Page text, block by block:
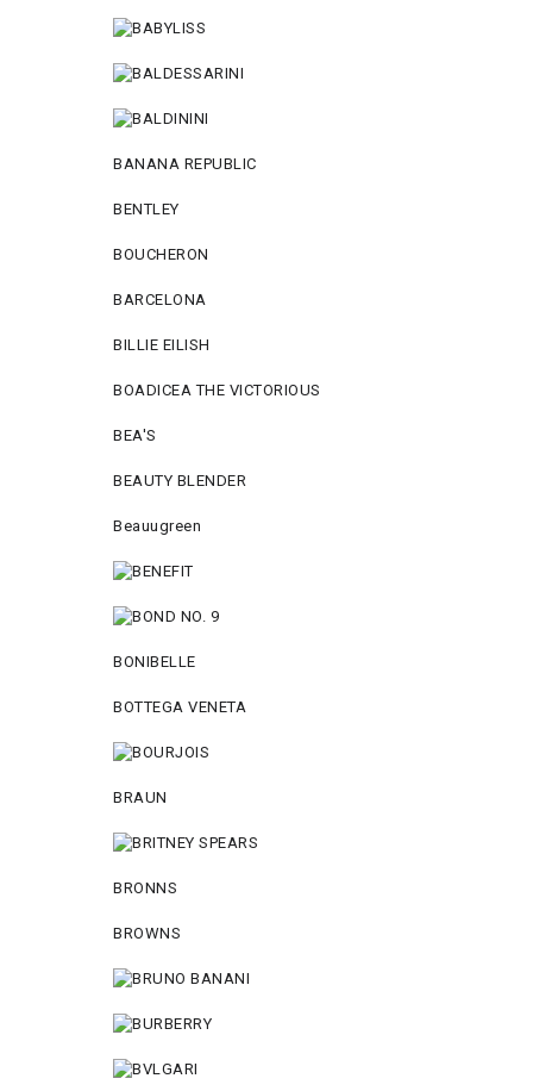
BANANA REPUBLIC
BENTLEY
BOUCHERON
BARCELONA
BILLIE EILISH
BOADICEA THE VICTORIOUS
BEA'S
BEAUTY BLENDER
Beauugreen
BONIBELLE
BOTTEGA VENETA
BRAUN
BRONNS
BROWNS